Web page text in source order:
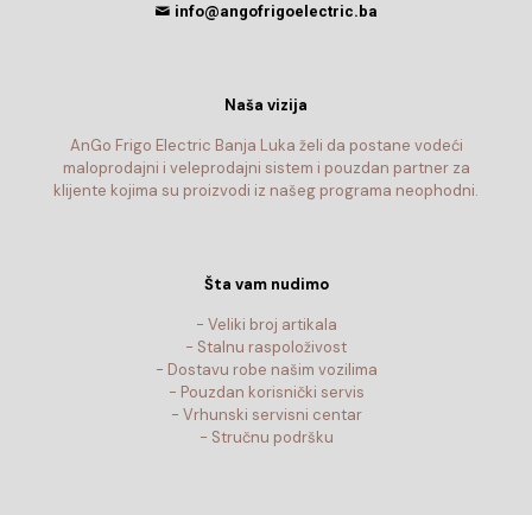
info@angofrigoelectric.ba
Naša vizija
AnGo Frigo Electric Banja Luka želi da postane vodeći
maloprodajni i veleprodajni sistem i pouzdan partner za
klijente kojima su proizvodi iz našeg programa neophodni.
Šta vam nudimo
- Veliki broj artikala
- Stalnu raspoloživost
- Dostavu robe našim vozilima
- Pouzdan korisnički servis
- Vrhunski servisni centar
- Stručnu podršku